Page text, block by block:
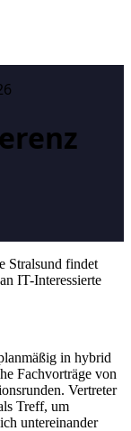
Stralsund findet
IT-Interessierte
in hybrid
Fachvorträge von
Vertreter
Treff, um
untereinander